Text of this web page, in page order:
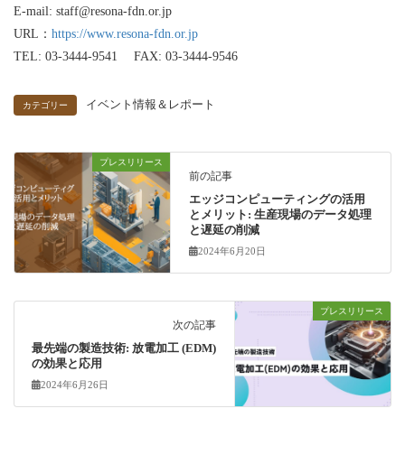
E-mail: staff@resona-fdn.or.jp
URL： https://www.resona-fdn.or.jp
TEL: 03-3444-9541 FAX: 03-3444-9546
カテゴリー イベント情報＆レポート
プレスリリース
前の記事
エッジコンピューティングの活用
とメリット: 生産現場のデータ処理
と遅延の削減
2024年6月20日
プレスリリース
次の記事
最先端の製造技術: 放電加工 (EDM)
の効果と応用
2024年6月26日